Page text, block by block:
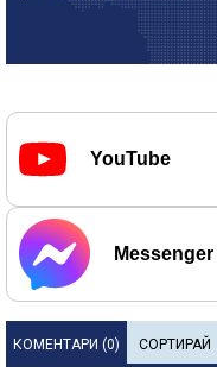
YouTube
Messenger
КОМЕНТАРИ (0) СОРТИРАЙ